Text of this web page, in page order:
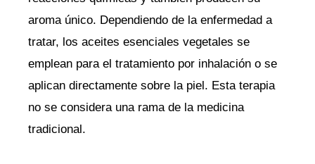
aroma único. Dependiendo de la enfermedad a
tratar, los aceites esenciales vegetales se
emplean para el tratamiento por inhalación o se
aplican directamente sobre la piel. Esta terapia
no se considera una rama de la medicina
tradicional.